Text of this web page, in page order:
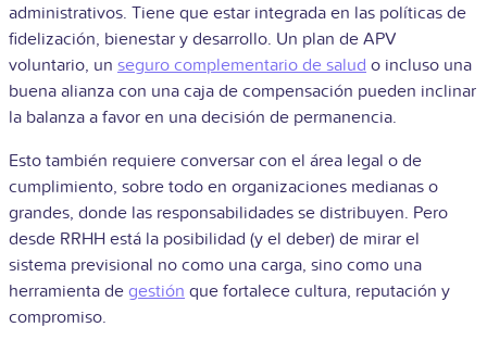
administrativos. Tiene que estar integrada en las políticas de
fidelización, bienestar y desarrollo. Un plan de APV
voluntario, un seguro complementario de salud o incluso una
buena alianza con una caja de compensación pueden inclinar
la balanza a favor en una decisión de permanencia.
Esto también requiere conversar con el área legal o de
cumplimiento, sobre todo en organizaciones medianas o
grandes, donde las responsabilidades se distribuyen. Pero
desde RRHH está la posibilidad (y el deber) de mirar el
sistema previsional no como una carga, sino como una
herramienta de gestión que fortalece cultura, reputación y
compromiso.